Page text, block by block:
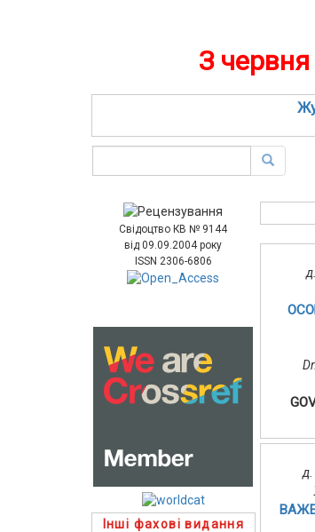
З
Свідоцтво КВ № 9144
від 09.09.2004 року
ISSN 2306-6806
Інші фахові видання
д.